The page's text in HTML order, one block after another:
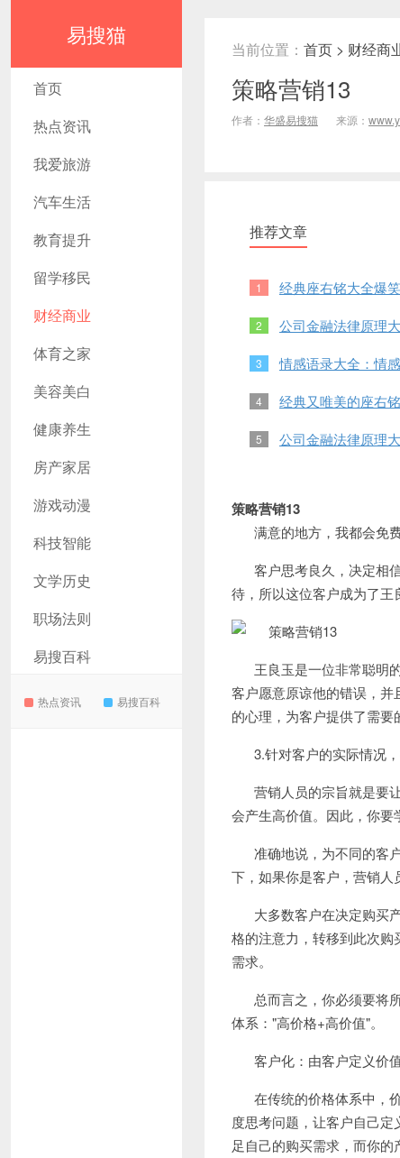
易搜猫
首页
热点资讯
我爱旅游
汽车生活
教育提升
留学移民
财经商业
体育之家
美容美白
健康养生
房产家居
游戏动漫
科技智能
文学历史
职场法则
易搜百科
热点资讯 易搜百科
当前位置： 首页 > 财经商
策略营销13
作者： 华盛易搜猫 来源：
推荐文章
1 经典座右铭大全爆笑
2 公司金融法律原理
3 情感语录大全：情
4 经典又唯美的座右铭
5 公司金融法律原理
策略营销13
满意的地方，我都会免
客户思考良久，决定相
待，所以这位客户成为了王
王良玉是一位非常聪明
客户愿意原谅他的错误，
的心理，为客户提供了需要
3.针对客户的实际情况
营销人员的宗旨就是要
会产生高价值。因此，你要
准确地说，为不同的客
下，如果你是客户，营销
大多数客户在决定购买
格的注意力，转移到此次
需求。
总而言之，你必须要将
体系： "高价格+高价值"。
客户化：由客户定义价
在传统的价格体系中，
度思考问题，让客户自己
足自己的购买需求，而你